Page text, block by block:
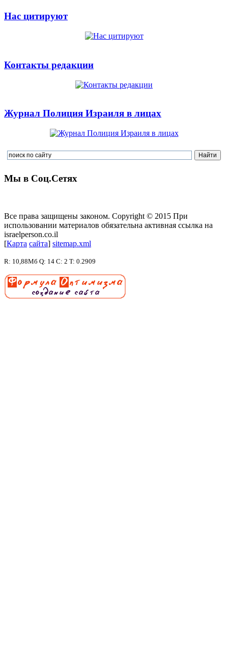
Нас цитируют
Контакты редакции
Журнал Полиция Израиля в лицах
Мы в Соц.Сетях
Все права защищены законом. Copyright © 2015 При
использовании материалов обязательна активная ссылка на
israelperson.co.il
[Карта сайта] sitemap.xml
R: 10,88Мб Q: 14 C: 2 T: 0.2909